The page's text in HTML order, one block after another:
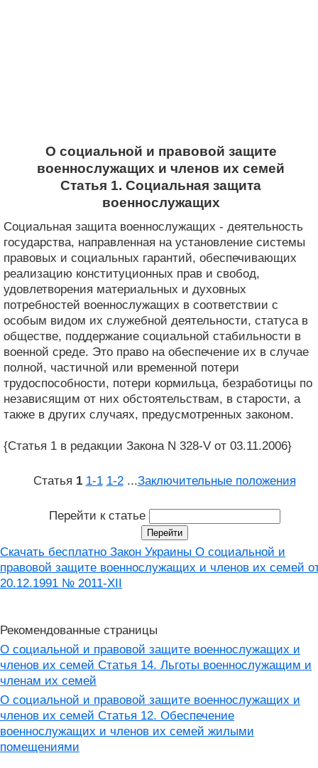
О социальной и правовой защите
военнослужащих и членов их семей
Статья 1. Социальная защита
военнослужащих
Социальная защита военнослужащих - деятельность
государства, направленная на установление системы
правовых и социальных гарантий, обеспечивающих
реализацию конституционных прав и свобод,
удовлетворения материальных и духовных
потребностей военнослужащих в соответствии с
особым видом их служебной деятельности, статуса в
обществе, поддержание социальной стабильности в
военной среде. Это право на обеспечение их в случае
полной, частичной или временной потери
трудоспособности, потери кормильца, безработицы по
независящим от них обстоятельствам, в старости, а
также в других случаях, предусмотренных законом.
{Статья 1 в редакции Закона N 328-V от 03.11.2006}
Статья 1 1‑1 1‑2 ...Заключительные положения
Перейти к статье
Скачать бесплатно Закон Украины О социальной и
правовой защите военнослужащих и членов их семей
20.12.1991 № 2011-XII
Рекомендованные страницы
О социальной и правовой защите военнослужащих и
членов их семей Статья 14. Льготы военнослужащим и
членам их семей
О социальной и правовой защите военнослужащих и
членов их семей Статья 12. Обеспечение
военнослужащих и членов их семей жилыми
помещениями